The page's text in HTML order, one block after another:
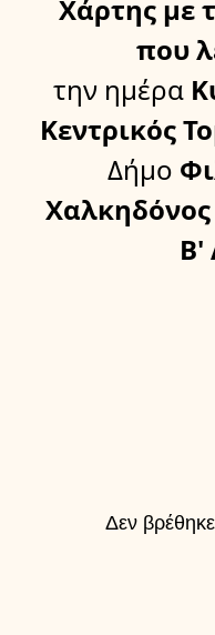
Χάρτης με
που
την ημέρα
Κεντρικός
Δήμο
Χαλκηδόνος
Β'
Δεν